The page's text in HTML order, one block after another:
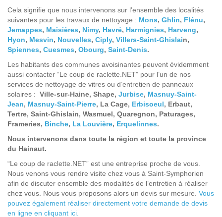
Cela signifie que nous intervenons sur l’ensemble des localités
suivantes pour les travaux de nettoyage : Mons, Ghlin, Flénu,
Jemappes, Maisières, Nimy, Havré, Harmignies, Harveng,
Hyon, Mesvin, Nouvelles, Ciply, Villers-Saint-Ghislain,
Spiennes, Cuesmes, Obourg, Saint-Denis.
Les habitants des communes avoisinantes peuvent évidemment
aussi contacter “Le coup de raclette.NET” pour l’un de nos
services de nettoyage de vitres ou d’entretien de panneaux
solaires : Ville-sur-Haine, Shape, Jurbise, Masnuy-Saint-
Jean, Masnuy-Saint-Pierre, La Cage, Erbisoeul, Erbaut,
Tertre, Saint-Ghislain, Wasmuel, Quaregnon, Paturages,
Frameries, Binche, La Louvière, Erquelinnes.
Nous intervenons dans toute la région et toute la province
du Hainaut.
“Le coup de raclette.NET” est une entreprise proche de vous.
Nous venons vous rendre visite chez vous à Saint-Symphorien
afin de discuter ensemble des modalités de l’entretien à réaliser
chez vous. Nous vous proposons alors un devis sur mesure. Vous
pouvez également réaliser directement votre demande de devis
en ligne en cliquant ici.